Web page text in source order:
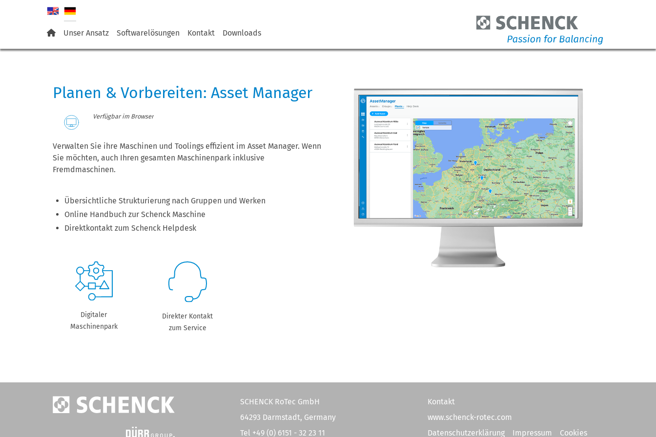
Unser Ansatz Softwarelösungen Kontakt Downloads
Planen & Vorbereiten: Asset Manager
Verfügbar im Browser
Verwalten Sie ihre Maschinen und Toolings effizient im Asset Manager. Wenn
Sie möchten, auch Ihren gesamten Maschinenpark inklusive
Fremdmaschinen.
Übersichtliche Strukturierung nach Gruppen und Werken
Online Handbuch zur Schenck Maschine
Direktkontakt zum Schenck Helpdesk
Digitaler
Maschinenpark
Direkter Kontakt
zum Service
SCHENCK RoTec GmbH
64293 Darmstadt, Germany
Tel +49 (0) 6151 - 32 23 11
Kontakt
www.schenck-rotec.com
Datenschutzerklärung
Impressum Cookies